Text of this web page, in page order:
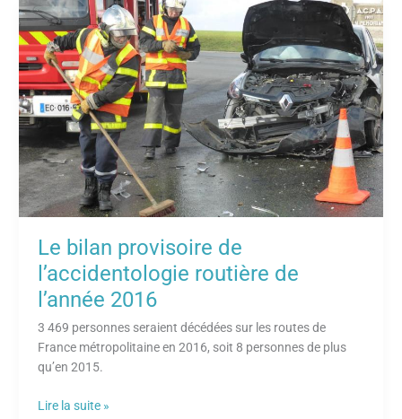
12
ans
Le bilan provisoire de
l’accidentologie routière de
l’année 2016
3 469 personnes seraient décédées sur les routes de
France métropolitaine en 2016, soit 8 personnes de plus
qu’en 2015.
Le
bilan
provisoire
de
l’accidentologie
routière
de
l’année
2016
Lire la suite »